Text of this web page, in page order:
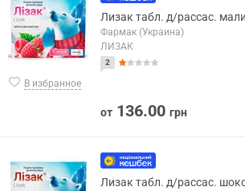
В избранное
Лизак табл. д/рассас.
Фармак (Украина)
ЛИЗАК
2
от 136.00 грн
Лизак табл. д/рассас.